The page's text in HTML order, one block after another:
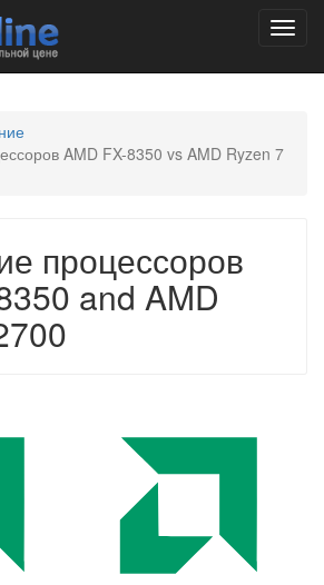
AMD FX-8350 vs AMD Ryzen 7
процессоров
and AMD